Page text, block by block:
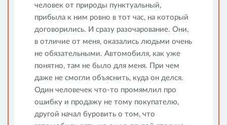
человек от природы пунктуальный,
прибыла к ним ровно в тот час, на который
договорились. И сразу разочарование. Они,
в отличие от меня, оказались людьми очень
не обязательными. Автомобиля, как уже
понятно, там не было для меня. При чем
даже не смогли объяснить, куда он делся.
Один человечек что-то промямлил про
ошибку и продажу не тому покупателю,
другой начал буровить о том, что